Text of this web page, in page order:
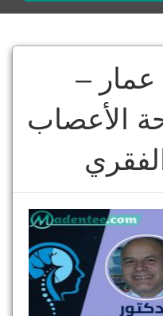
عمار –
الأعصاب